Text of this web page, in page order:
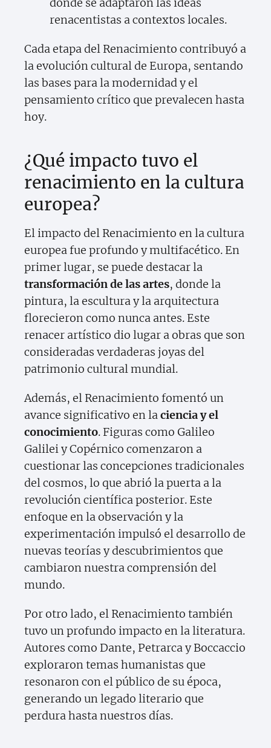
renacentistas a contextos locales.
Cada etapa del Renacimiento contribuyó a
la evolución cultural de Europa, sentando
las bases para la modernidad y el
pensamiento crítico que prevalecen hasta
hoy.
¿Qué impacto tuvo el
renacimiento en la cultura
europea?
El impacto del Renacimiento en la cultura
europea fue profundo y multifacético. En
primer lugar, se puede destacar la
transformación de las artes, donde la
pintura, la escultura y la arquitectura
florecieron como nunca antes. Este
renacer artístico dio lugar a obras que son
consideradas verdaderas joyas del
patrimonio cultural mundial.
Además, el Renacimiento fomentó un
avance significativo en laciencia y el
conocimiento. Figuras como Galileo
Galilei y Copérnico comenzaron a
cuestionar las concepciones tradicionales
del cosmos, lo que abrió la puerta a la
revolución científica posterior. Este
enfoque en la observación y la
experimentación impulsó el desarrollo de
nuevas teorías y descubrimientos que
cambiaron nuestra comprensión del
mundo.
Por otro lado, el Renacimiento también
tuvo un profundo impacto en la literatura.
Autores como Dante, Petrarca y Boccaccio
exploraron temas humanistas que
resonaron con el público de su época,
generando un legado literario que
perdura hasta nuestros días.